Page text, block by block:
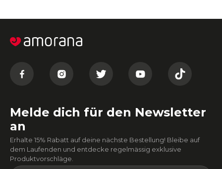
Melde dich für den Newsletter
an
Erhalte 15% Rabatt auf deine nächste Bestellung! Bleibe auf
dem Laufenden und entdecke regelmässig exklusive
Produktvorschläge.